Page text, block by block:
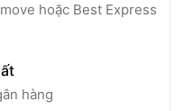
hoặc Best Express
hàng